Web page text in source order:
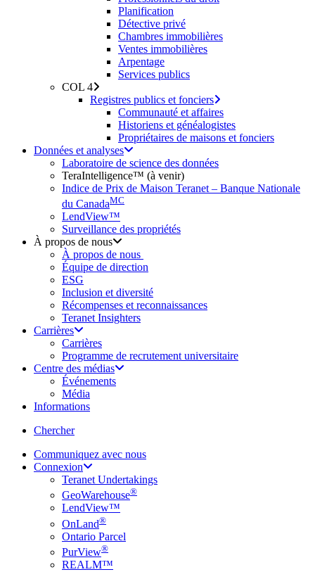
Planification
Détective privé
Chambres immobilières
Ventes immobilières
Arpentage
Services publics
COL 4
Registres publics et fonciers
Communauté et affaires
Historiens et généalogistes
Propriétaires de maisons et fonciers
Données et analyses
Laboratoire de science des données
TeraIntelligence™ (à venir)
Indice de Prix de Maison Teranet – Banque Nationale
du CanadaMC
LendView™
Surveillance des propriétés
À propos de nous
À propos de nous
Équipe de direction
ESG
Inclusion et diversité
Récompenses et reconnaissances
Teranet Insighters
Carrières
Carrières
Programme de recrutement universitaire
Centre des médias
Événements
Média
Informations
Cherchersearch
Communiquez avec nous
Connexion
Teranet Undertakings
GeoWarehouse®
LendView™
OnLand®
Ontario Parcel
PurView®
REALM™